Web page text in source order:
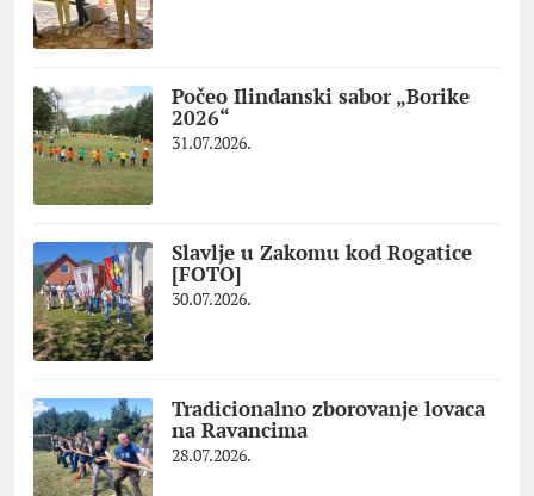
Počeo Ilindanski sabor „Borike
2026“
31.07.2026.
Slavlje u Zakomu kod Rogatice
[FOTO]
30.07.2026.
Tradicionalno zborovanje lovaca
na Ravancima
28.07.2026.